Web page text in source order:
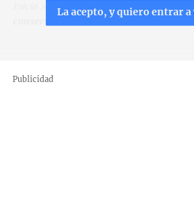
Trucos, técnicas y productos
conservar los huevos
Publicidad
La acepto, y quiero entrar